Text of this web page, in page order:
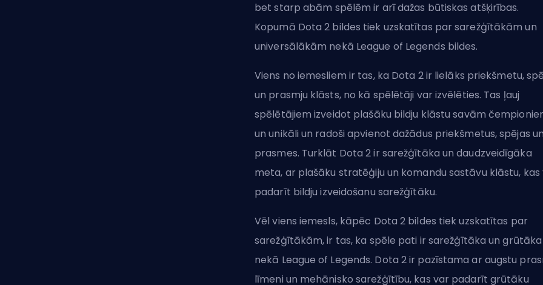
bet starp abām spēlēm ir arī dažas būtiskas atšķirības.
Kopumā Dota 2 bildes tiek uzskatītas par sarežģītākām un
universālākām nekā League of Legends bildes.
Viens no iemesliem ir tas, ka Dota 2 ir lielāks priekšmetu,
un prasmju klāsts, no kā spēlētāji var izvēlēties. Tas ļauj
spēlētājiem izveidot plašāku bildju klāstu savām
un unikāli un radoši apvienot dažādus priekšmetus, spējas un
prasmes. Turklāt Dota 2 ir sarežģītāka un daudzveidīgāka
meta, ar plašāku stratēģiju un komandu sastāvu klāstu, kas
padarīt bildju izveidošanu sarežģītāku.
Vēl viens iemesls, kāpēc Dota 2 bildes tiek uzskatītas par
sarežģītākām, ir tas, ka spēle pati ir sarežģītāka un grūtāka
nekā League of Legends. Dota 2 ir pazīstama ar augstu
līmeni un mehānisko sarežģītību, kas var padarīt grūtāku